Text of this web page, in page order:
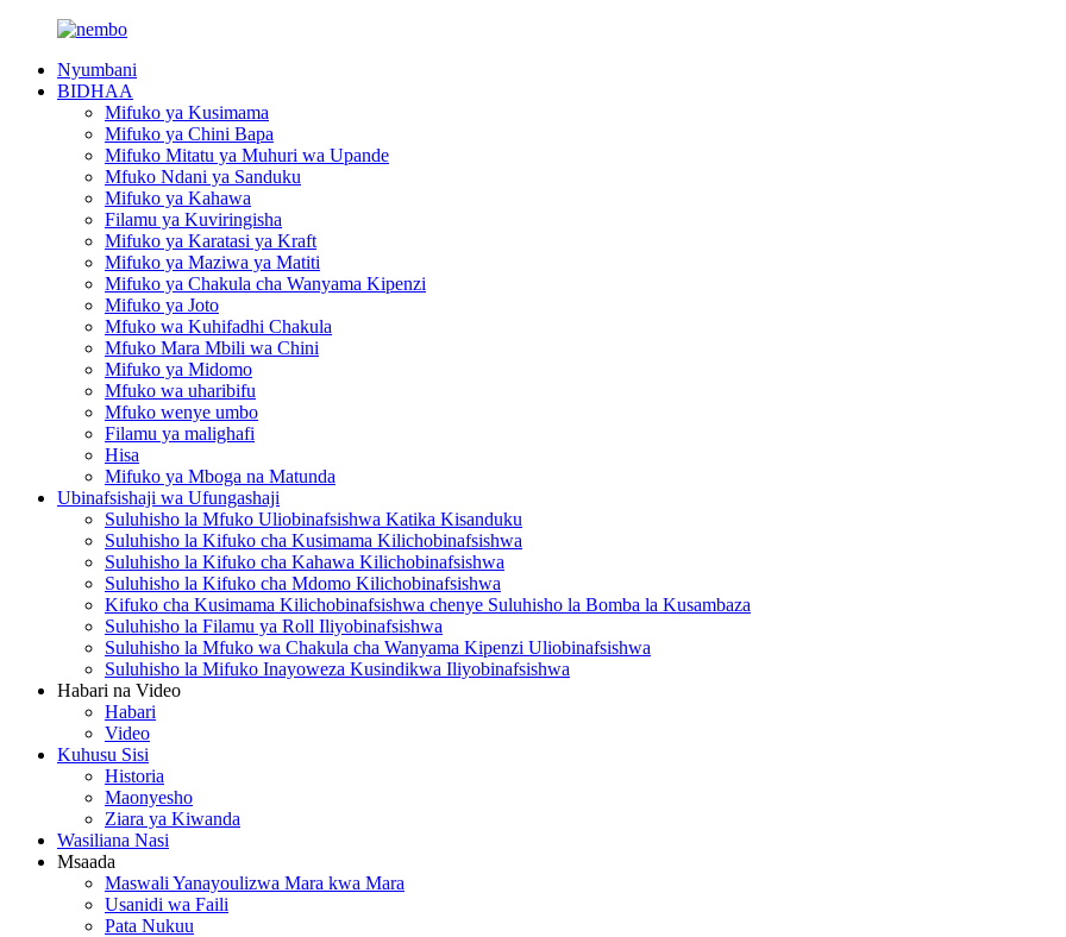
Nyumbani
BIDHAA
Mifuko ya Kusimama
Mifuko ya Chini Bapa
Mifuko Mitatu ya Muhuri wa Upande
Mfuko Ndani ya Sanduku
Mifuko ya Kahawa
Filamu ya Kuviringisha
Mifuko ya Karatasi ya Kraft
Mifuko ya Maziwa ya Matiti
Mifuko ya Chakula cha Wanyama Kipenzi
Mifuko ya Joto
Mfuko wa Kuhifadhi Chakula
Mfuko Mara Mbili wa Chini
Mifuko ya Midomo
Mfuko wa uharibifu
Mfuko wenye umbo
Filamu ya malighafi
Hisa
Mifuko ya Mboga na Matunda
Ubinafsishaji wa Ufungashaji
Suluhisho la Mfuko Uliobinafsishwa Katika Kisanduku
Suluhisho la Kifuko cha Kusimama Kilichobinafsishwa
Suluhisho la Kifuko cha Kahawa Kilichobinafsishwa
Suluhisho la Kifuko cha Mdomo Kilichobinafsishwa
Kifuko cha Kusimama Kilichobinafsishwa chenye Suluhisho la Bomba la Kusambaza
Suluhisho la Filamu ya Roll Iliyobinafsishwa
Suluhisho la Mfuko wa Chakula cha Wanyama Kipenzi Uliobinafsishwa
Suluhisho la Mifuko Inayoweza Kusindikwa Iliyobinafsishwa
Habari na Video
Habari
Video
Kuhusu Sisi
Historia
Maonyesho
Ziara ya Kiwanda
Wasiliana Nasi
Msaada
Maswali Yanayoulizwa Mara kwa Mara
Usanidi wa Faili
Pata Nukuu